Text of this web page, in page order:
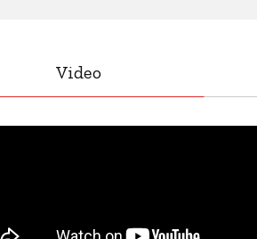
Video